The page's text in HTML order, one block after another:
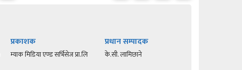
प्रकाशक
म्याक मिडिया एण्ड सर्भिसेज प्रा.लि
प्रधान सम्पादक
के.सी. लामिछाने